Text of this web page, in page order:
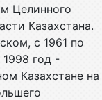
Целинного
Казахстана.
с 1961 по
год -
Казахстане на